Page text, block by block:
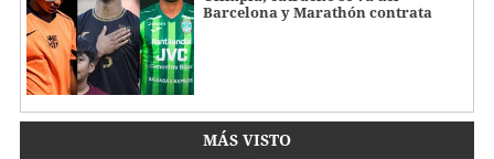
Barcelona y Marathón contrata
MÁS VISTO